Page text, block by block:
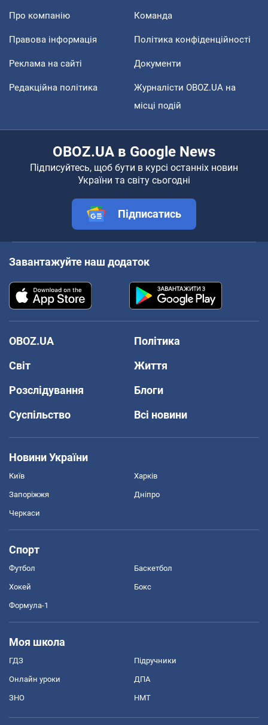
Про компанію Команда
Правова інформація Політика конфіденційності
Реклама на сайті Документи
Редакційна політика
Журналісти OBOZ.UA на
місці подій
OBOZ.UA в Google News
Підписуйтесь, щоб бути в курсі останніх новин
України та світу сьогодні
Підписатись
Завантажуйте наш додаток
OBOZ.UA
Політика
Світ
Життя
Розслідування
Блоги
Суспільство
Всі новини
Новини України
Київ Харків
Запоріжжя Дніпро
Черкаси
Спорт
Футбол Баскетбол
Хокей Бокс
Формула-1
Моя школа
ГДЗ Підручники
Онлайн уроки ДПА
ЗНО НМТ